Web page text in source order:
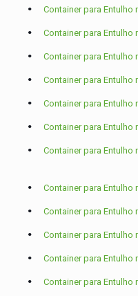
Container para Entulho
Container para Entulho
Container para Entulho
Container para Entulho
Container para Entulho
Container para Entulho
Container para Entulho
Container para Entulho
Container para Entulho
Container para Entulho
Container para Entulho
Container para Entulho